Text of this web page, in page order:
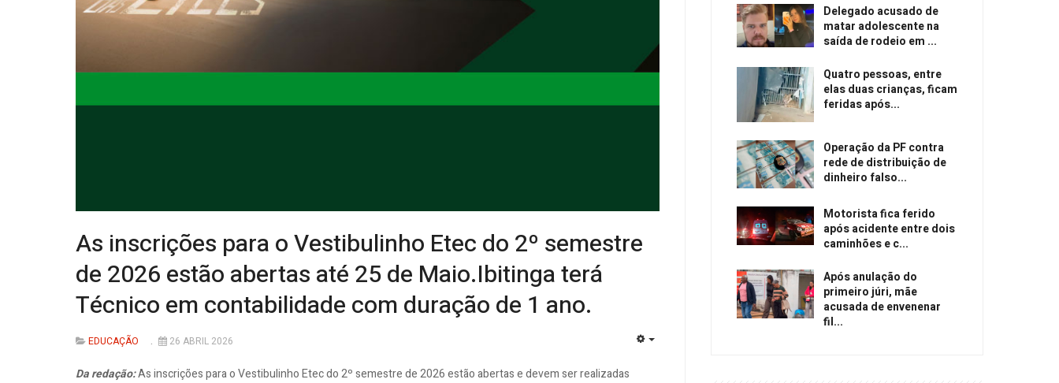
As inscrições para o Vestibulinho Etec do 2º semestre
de 2026 estão abertas até 25 de Maio.Ibitinga terá
Técnico em contabilidade com duração de 1 ano.
EDUCAÇÃO 26 ABRIL 2026
Da redação:As inscrições para o Vestibulinho Etec do 2º semestre de 2026 estão abertas e devem ser realizadas
Delegado acusado de
matar adolescente na
saída de rodeio em ...
Quatro pessoas, entre
elas duas crianças, ficam
feridas após...
Operação da PF contra
rede de distribuição de
dinheiro falso...
Motorista fica ferido
após acidente entre dois
caminhões e c...
Após anulação do
primeiro júri, mãe
acusada de envenenar
fil...